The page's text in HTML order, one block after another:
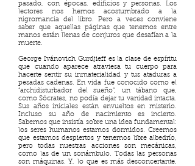
pasado, con épocas, edificios y personas. Los
lectores nos hemos acostumbrado a la
nigromancia del libro. Pero a veces conviene
saber que aquellas páginas que tenemos entre
manos están llenas de conjuros que desafían a la
muerte.
George Ivánovich Gurdjieff es la clase de espíritu
que cuando aparece atraviesa tu cuerpo para
hacerte sentir su inmaterialidad y tus ataduras a
pesadas cadenas. En vida fue conocido como el
“archidisturbador del sueño”, un tábano que,
como Sócrates, no podía dejar tu vanidad intacta.
Sus años iniciales están envueltos en misterio.
Incluso su año de nacimiento es incierto.
Sabemos que insistía sobre una idea fundamental:
los seres humanos estamos dormidos. Creemos
que estamos despiertos y tenemos libre albedrío,
pero todas nuestras acciones son mecánicas,
como las de un sonámbulo. Todas las personas
son máquinas. Y, lo que es más desconcertante,